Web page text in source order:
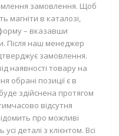
замовлення. Щоб
магніти в каталозі,
– вказавши
Після наш менеджер
замовлення.
наявності товару на
обрані позиції є в
здійснена протягом
відсутня
про можливі
деталі з клієнтом. Всі